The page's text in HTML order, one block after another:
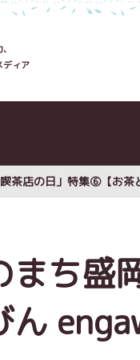
ディア
茶店の日」特集⑥【お茶
まち